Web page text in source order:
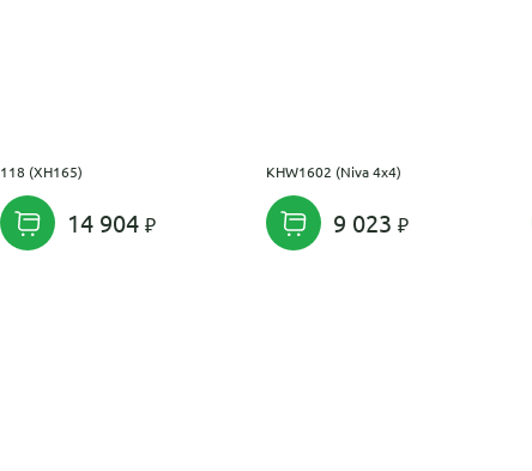
118 (XH165)
14 904
KHW1602 (Niva 4x4)
9 023